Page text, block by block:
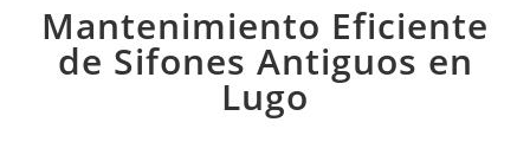
Mantenimiento Eficiente
de Sifones Antiguos en
Lugo